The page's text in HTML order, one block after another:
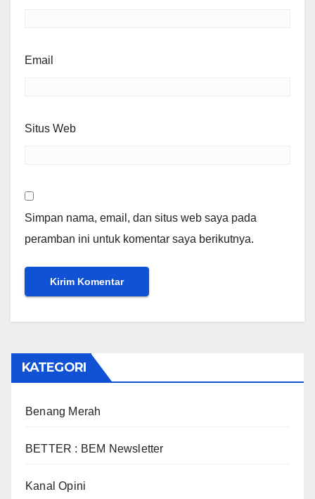
Email
Situs Web
Simpan nama, email, dan situs web saya pada
peramban ini untuk komentar saya berikutnya.
KATEGORI
Benang Merah
BETTER : BEM Newsletter
Kanal Opini